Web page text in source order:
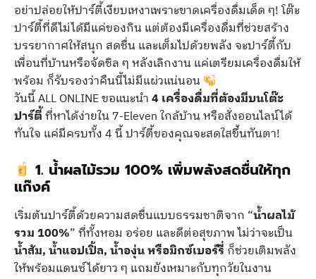
อย่าปล่อยให้ปาร์ตี้เงียบเหงาเพราะขาดเครื่องดื่มเด็ด ๆ! โต๊ะ
ปาร์ตี้ที่ดีไม่ได้มีแค่ของกิน แต่ต้องมีเครื่องดื่มที่ช่วยสร้าง
บรรยากาศให้สนุก สดชื่น และเต็มไปด้วยพลัง จะปาร์ตี้กับ
เพื่อนที่บ้านหรือจัดชิล ๆ หลังเลิกงาน แค่เตรียมเครื่องดื่มให้
พร้อม ก็รับรองว่าคืนนี้ไม่มีแผ่วแน่นอน
วันนี้ ALL ONLINE ขอแนะนำ4 เครื่องดื่มที่ต้องมีบนโต๊ะ
ปาร์ตี้ที่หาได้ง่ายใน 7-Eleven ใกล้บ้าน หรือสั่งออนไลน์ได้
ทันใจ แค่มีครบทั้ง 4 นี้ ปาร์ตี้ของคุณจะสดใสขึ้นทันตา!
1. น้ำผลไม้รวม 100% เพิ่มพลังสดชื่นให้ทุก
แก๊งค์
เริ่มต้นปาร์ตี้ด้วยความสดชื่นแบบธรรมชาติจาก “น้ำผลไม้
รวม 100%” ที่ทั้งหอม อร่อย และดีต่อสุขภาพ ไม่ว่าจะเป็น
น้ำส้ม, น้ำแอปเปิ้ล, น้ำองุ่น หรือมิกซ์เบอร์รี่ ก็ช่วยเติมพลัง
ให้พร้อมแดนซ์ได้ยาว ๆ แถมยังเหมาะกับทุกวัยในงาน